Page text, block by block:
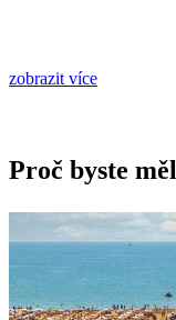
zobrazit více
Proč byste